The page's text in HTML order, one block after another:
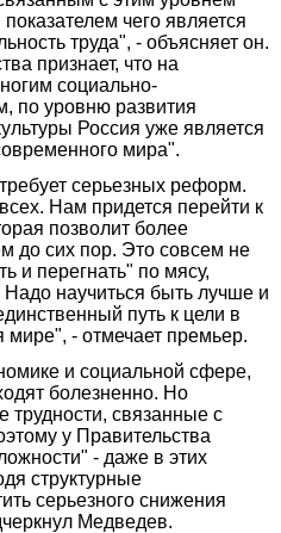
чего является
труда", - объясняет он.
признает, что на
социально-
по уровню развития
Россия уже является
мира".
серьезных реформ.
Нам придется перейти к
позволит более
до сих пор. Это совсем не
и перегнать" по мясу,
Надо научиться быть лучше и
путь к цели в
- отмечает премьер.
и социальной сфере,
болезненно. Но
трудности, связанные с
у Правительства
- даже в этих
структурные
серьезного снижения
Медведев.